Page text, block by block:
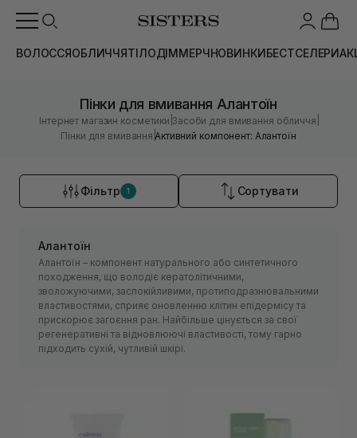
ВОЛОССЯОБЛИЧЧЯТІЛОДІММЕРЧНОВИНКИБЕСТСЕЛЕРИ
Пінки для вмивання Алантоїн
Інтернет магазин косметики Засоби для вмивання обличчя
Пінки для вмивання |Активний компонент: Алантоїн
Фільтр 1 Сортувати
Алантоїн
Алантоїн – компонент натурального або синтетичного
походження, що володіє кератолітичними,
зволожуючими, заспокійливими, протиподразнювальними
властивостями, сприяє оновленню клітин епідермісу та
прискорює загоєння ран. Найбільше цінується за свої
регенеративні та відновлюючі властивості, тому гарно
підходить сухій, чутливій шкірі.